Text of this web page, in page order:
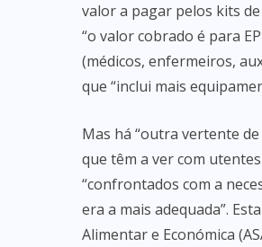
valor a pagar pelos kits
“o valor cobrado é para
(médicos, enfermeiros,
que “inclui mais
Mas há “outra vertente de
que têm a ver com
“confrontados com a
era a mais adequada”.
Alimentar e Económica